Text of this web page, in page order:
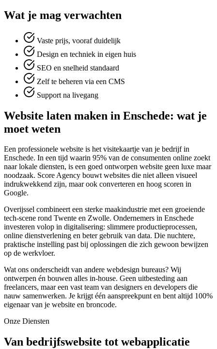
Wat je mag verwachten
Vaste prijs, vooraf duidelijk
Design en techniek in eigen huis
SEO en snelheid standaard
Zelf te beheren via een CMS
Support na livegang
Website laten maken in Enschede: wat je
moet weten
Een professionele website is het visitekaartje van je bedrijf in
Enschede. In een tijd waarin 95% van de consumenten online zoekt
naar lokale diensten, is een goed ontworpen website geen luxe maar
noodzaak. Score Agency bouwt websites die niet alleen visueel
indrukwekkend zijn, maar ook converteren en hoog scoren in
Google.
Overijssel combineert een sterke maakindustrie met een groeiende
tech-scene rond Twente en Zwolle. Ondernemers in Enschede
investeren volop in digitalisering: slimmere productieprocessen,
online dienstverlening en beter gebruik van data. Die nuchtere,
praktische instelling past bij oplossingen die zich gewoon bewijzen
op de werkvloer.
Wat ons onderscheidt van andere webdesign bureaus? Wij
ontwerpen én bouwen alles in-house. Geen uitbesteding aan
freelancers, maar een vast team van designers en developers die
nauw samenwerken. Je krijgt één aanspreekpunt en bent altijd 100%
eigenaar van je website en broncode.
Onze Diensten
Van bedrijfswebsite tot webapplicatie